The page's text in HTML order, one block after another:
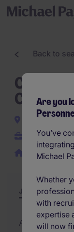
Are you
You’ve
Michael
Whether
with
expertise
will now
Back to
Ghent
Temporary
Work from
Job Description
Added 24/06/